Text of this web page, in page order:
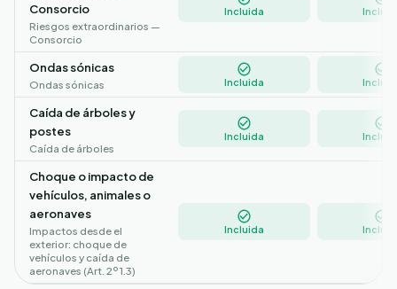
Consorcio
Riesgos extraordinarios —
Consorcio
Incluida
Ondas sónicas
Ondas sónicas Incluida
Caída de árboles y
postes
Caída de árboles
Incluida
Choque o impacto de
vehículos, animales o
aeronaves
Impactos desde el
exterior: choque de
vehículos y caída de
aeronaves (Art. 2º 1.3)
Incluida